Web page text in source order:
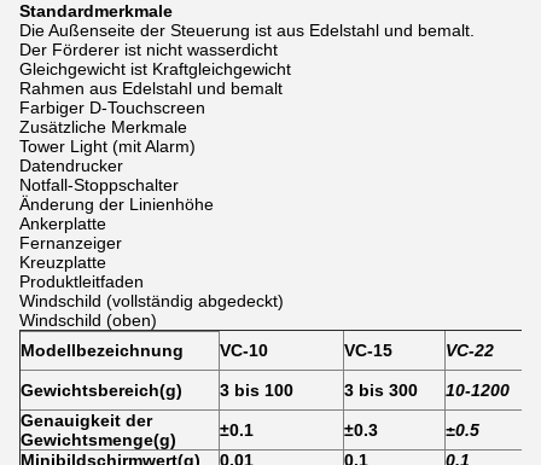
Standardmerkmale
Die Außenseite der Steuerung ist aus Edelstahl und bemalt.
Der Förderer ist nicht wasserdicht
Gleichgewicht ist Kraftgleichgewicht
Rahmen aus Edelstahl und bemalt
Farbiger D-Touchscreen
Zusätzliche Merkmale
Tower Light (mit Alarm)
Datendrucker
Notfall-Stoppschalter
Änderung der Linienhöhe
Ankerplatte
Fernanzeiger
Kreuzplatte
Produktleitfaden
Windschild (vollständig abgedeckt)
Windschild (oben)
VC-10
VC-15 VC-22
Modellbezeichnung
Gewichtsbereich(g) 3 bis 100 3 bis 300
10-1200
Genauigkeit der
Gewichtsmenge(g) ±0.1 ±0.3
±0.5
Minibildschirmwert(g) 0.01 0.1
0.1